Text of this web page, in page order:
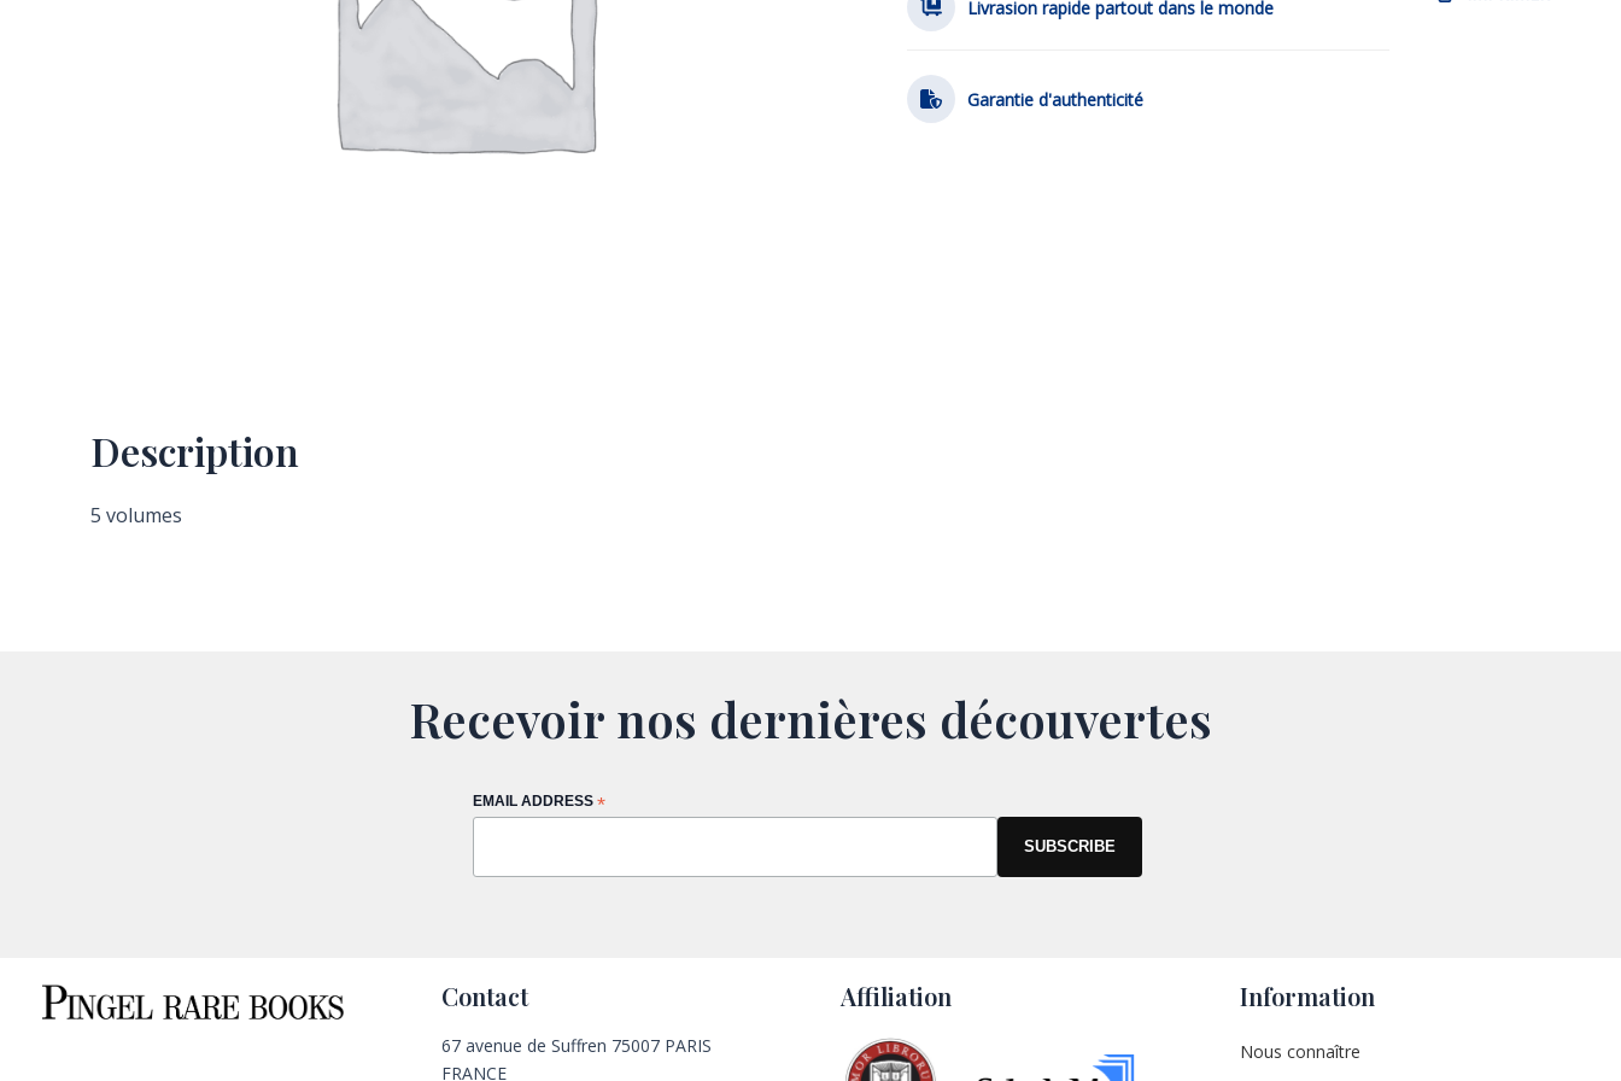
Livrasion rapide partout dans le monde
Garantie d'authenticité
Description
5 volumes
Recevoir nos dernières découvertes
EMAIL ADDRESS *
Contact
67 avenue de Suffren 75007 PARIS
FRANCE
Affiliation Information
Nous connaître